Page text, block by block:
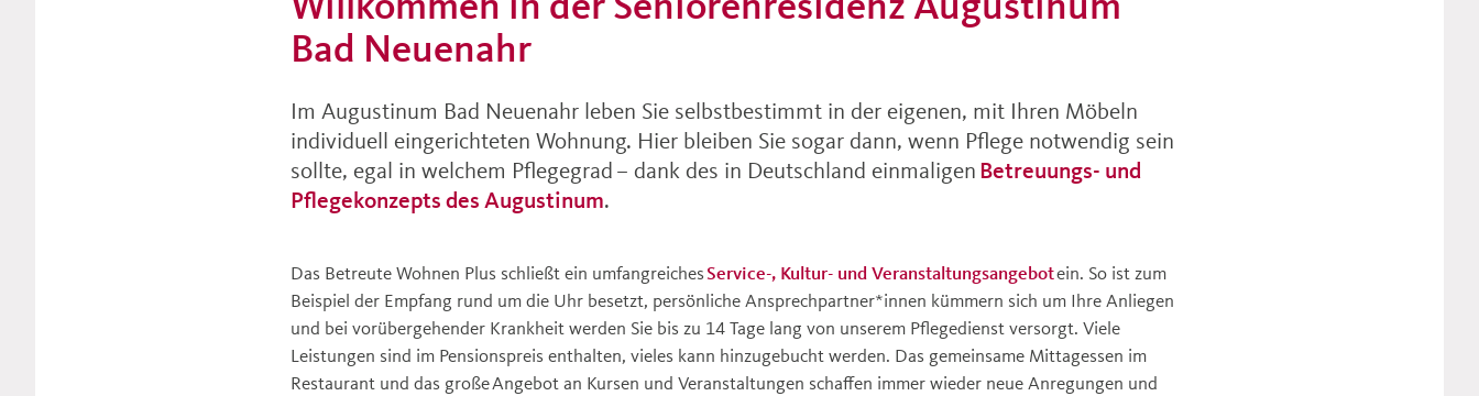
Bad Neuenahr
Im Augustinum Bad Neuenahr leben Sie selbstbestimmt in der eigenen, mit Ihren Möbeln
individuell eingerichteten Wohnung. Hier bleiben Sie sogar dann, wenn Pflege notwendig sein
sollte, egal in welchem Pflegegrad – dank des in Deutschland einmaligen Betreuungs- und
Pflegekonzepts des Augustinum.
Das Betreute Wohnen Plus schließt ein umfangreichesService-, Kultur- und Veranstaltungsangebotein. So ist zum
Beispiel der Empfang rund um die Uhr besetzt, persönliche Ansprechpartner*innen kümmern sich um Ihre Anliegen
und bei vorübergehender Krankheit werden Sie bis zu 14 Tage lang von unserem Pflegedienst versorgt. Viele
Leistungen sind im Pensionspreis enthalten, vieles kann hinzugebucht werden. Das gemeinsame Mittagessen im
Restaurant und das große Angebot an Kursen und Veranstaltungen schaffen immer wieder neue Anregungen und